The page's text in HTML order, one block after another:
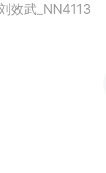
效武_NN4113